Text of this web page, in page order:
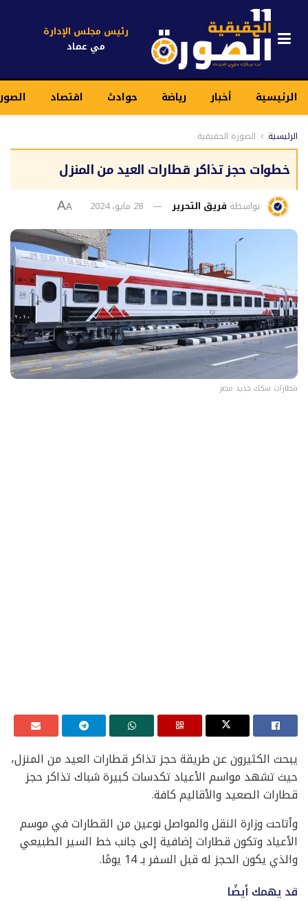
رئيس مجلس الإدارة
مي عماد
الرئيسية أخبار رياضة حوادث اقتصاد
الرئيسية الصورة الحقيقية
خطوات حجز تذاكر قطارات العيد من المنزل
بواسطة فريق التحرير 28 مايو، 2024 A
A
قطارات سكك حديد مصر
يبحث الكثيرون عن طريقة حجز تذاكر قطارات العيد من المنزل،
حيث تشهد مواسم الأعياد تكدسات كبيرة شباك تذاكر حجز
قطارات الصعيد والأقاليم كافة.
وأتاحت وزارة النقل والمواصل نوعين من القطارات في موسم
الأعياد وتكون قطارات إضافية إلى جانب خط السير الطبيعي
والذي يكون الحجز له قبل السفر بـ 14 يومًا.
قد يهمك أيضًا